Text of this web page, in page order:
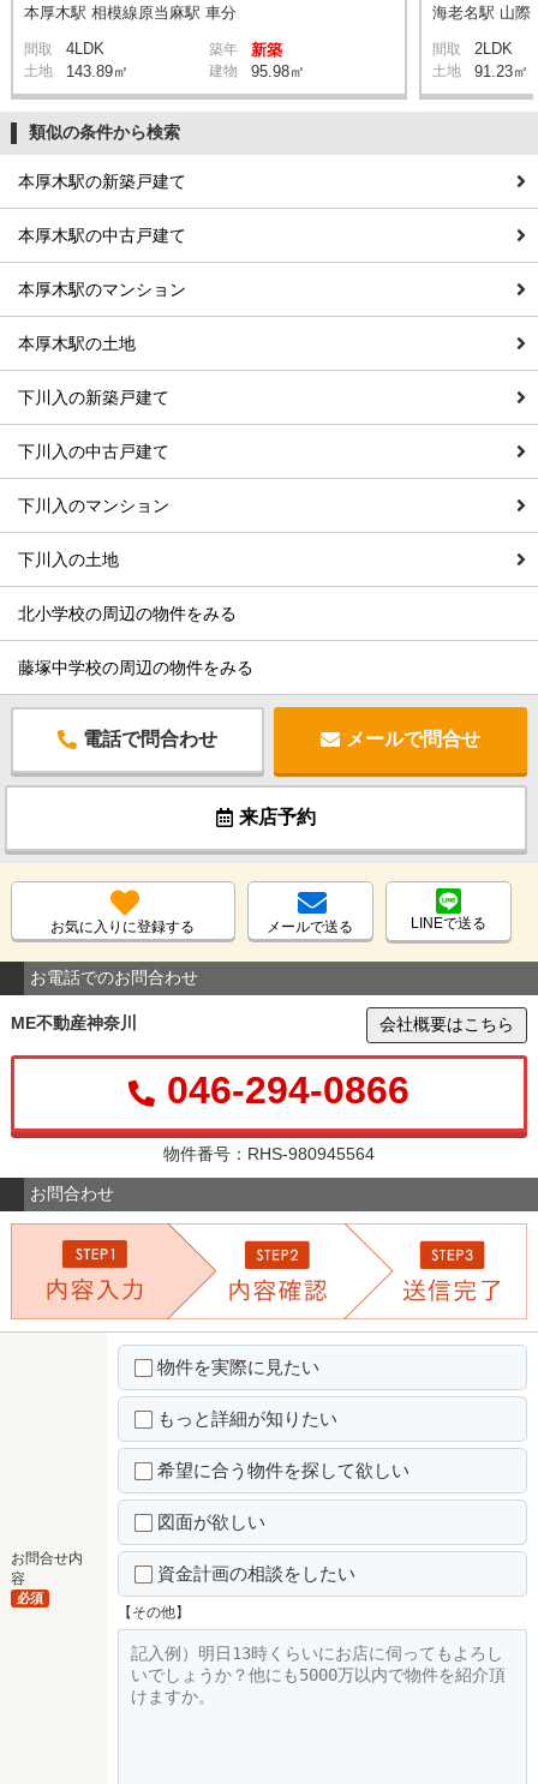
本厚木駅 相模線原当麻駅 車分
間取 4LDK 築年 新築
土地 143.89㎡ 建物 95.98㎡
海老名駅 山際
間取 2LDK
土地 91.23㎡
類似の条件から検索
本厚木駅の新築戸建て
本厚木駅の中古戸建て
本厚木駅のマンション
本厚木駅の土地
下川入の新築戸建て
下川入の中古戸建て
下川入のマンション
下川入の土地
北小学校の周辺の物件をみる
藤塚中学校の周辺の物件をみる
電話で問合わせ メールで問合せ
来店予約
お気に入りに登録する メールで送る LINEで送る
お電話でのお問合わせ
ME不動産神奈川 会社概要はこちら
046-294-0866
物件番号：RHS-980945564
お問合わせ
お問合せ内
容
必須
物件を実際に見たい
もっと詳細が知りたい
希望に合う物件を探して欲しい
図面が欲しい
資金計画の相談をしたい
【その他】